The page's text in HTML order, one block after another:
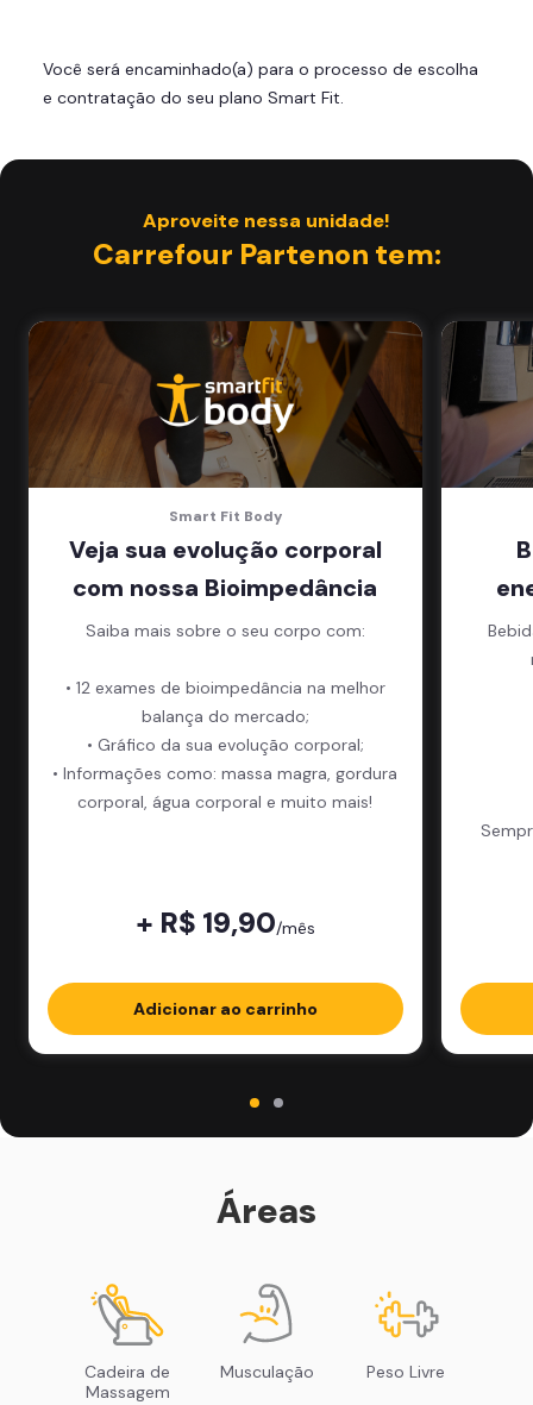
Skeelo App (Audiobook)*
Área de musculação e aeróbicos
Você será encaminhado(a) para o processo de escolha
e contratação do seu plano Smart Fit.
Aproveite nessa unidade!
Carrefour Partenon tem:
Smart Fit Body
Veja sua evolução corporal
com nossa Bioimpedância
Saiba mais sobre o seu corpo com:
• 12 exames de bioimpedância na melhor
balança do mercado;
• Gráfico da sua evolução corporal;
• Informações como: massa magra, gordura
corporal, água corporal e muito mais!
+ R$ 19,90/mês
Adicionar ao carrinho
Áreas
Cadeira de
Massagem
Musculação Peso Livre